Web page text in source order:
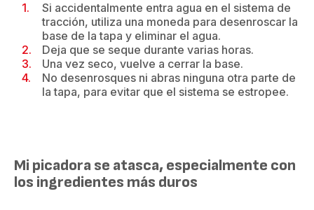
Si accidentalmente entra agua en el sistema de
tracción, utiliza una moneda para desenroscar la
base de la tapa y eliminar el agua.
Deja que se seque durante varias horas.
Una vez seco, vuelve a cerrar la base.
No desenrosques ni abras ninguna otra parte de
la tapa, para evitar que el sistema se estropee.
Mi picadora se atasca, especialmente con
los ingredientes más duros